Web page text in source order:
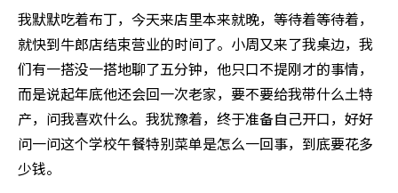
我默默吃着布丁，今天来店里本来就晚，等待着等待着，
就快到牛郎店结束营业的时间了。小周又来了我桌边，我
们有一搭没一搭地聊了五分钟，他只口不提刚才的事情，
而是说起年底他还会回一次老家，要不要给我带什么土特
产，问我喜欢什么。我犹豫着，终于准备自己开口，好好
问一问这个学校午餐特别菜单是怎么一回事，到底要花多
少钱。